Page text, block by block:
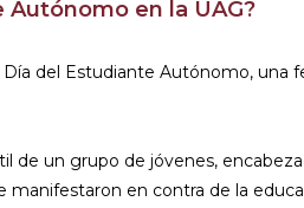
en la UAG?
del Estudiante Autónomo, una
de un grupo de jóvenes,
manifestaron en contra de la